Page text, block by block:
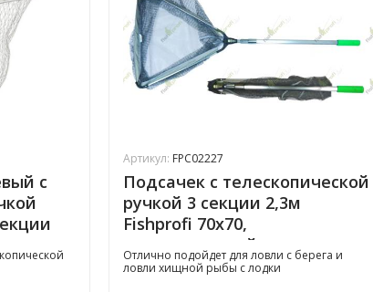
с
Артикул: FPC02227
Подсачек с телескопической
ручкой 3 секции 2,3м
Fishprofi 70х70,
прорезиненный
Отлично подойдет для ловли с берега и
ловли хищной рыбы с лодки